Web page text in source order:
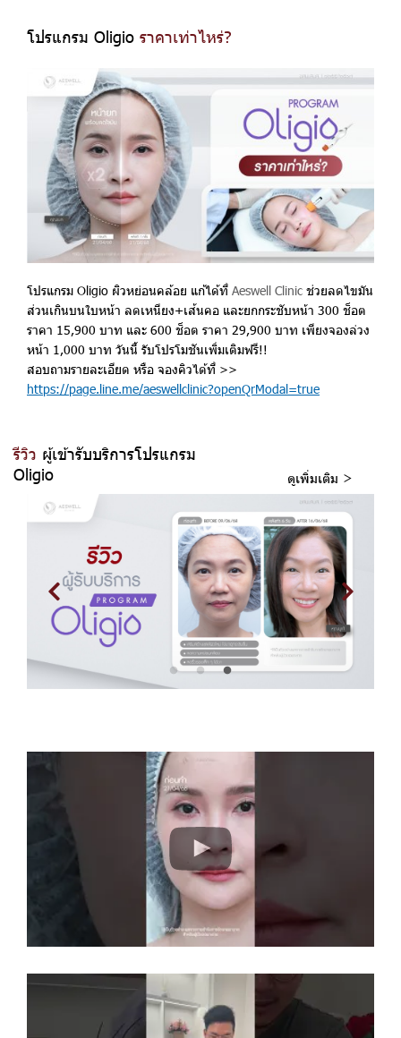
โปรแกรม Oligio ราคาเท่าไหร่?
โปรแกรม Oligio ผิวหย่อนคล้อย แก้ได้ที่ Aeswell Clinic ช่วยลดไขมัน
ส่วนเกินบนใบหน้า ลดเหนียง+เส้นคอ และยกกระชับหน้า 300 ช็อต
ราคา 15,900 บาท และ 600 ช็อต ราคา 29,900 บาท เพียงจองล่วง
หน้า 1,000 บาท วันนี้ รับโปรโมชันเพิ่มเติมฟรี!!
สอบถามรายละเอียด หรือ จองคิวได้ที่ >>
https://page.line.me/aeswellclinic?openQrModal=true
รีวิว ผู้เข้ารับบริการโปรแกรม
Oligio
ดูเพิ่มเติม >